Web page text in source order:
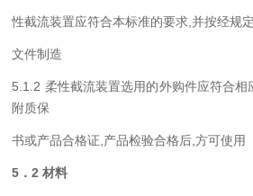
性截流装置应符合本标准的要求 并按经规
文件制造
5.1.2 柔性截流装置选用的外购件应符合相
附质保
书或产品合格证 产品检验合格后 ,方可使用
5 ．2材料